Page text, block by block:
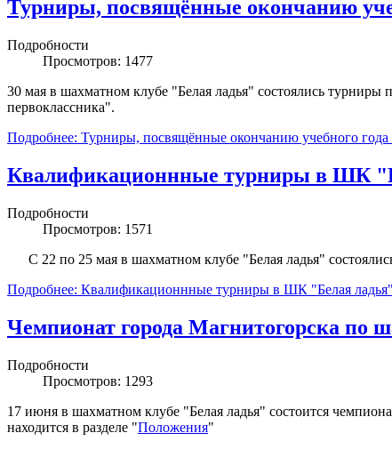
Турниры, посвящённые окончанию
Подробности
Просмотров: 1477
30 мая в шахматном клубе "Белая ладья" состоялись
первоклассника".
Подробнее: Турниры, посвящённые окончанию учебного года
Квалификационнные турниры в ШК
Подробности
Просмотров: 1571
С 22 по 25 мая в шахматном клубе "Белая ладья"
Подробнее: Квалификационнные турниры в ШК "Белая ладья"
Чемпионат города Магнитогорска по
Подробности
Просмотров: 1293
17 июня в шахматном клубе "Белая ладья" состоится
находится в разделе "Положения"